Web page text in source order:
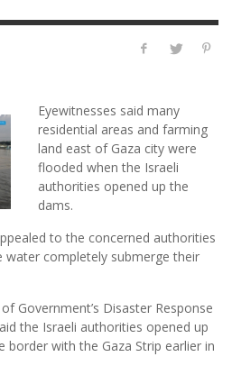
Eyewitnesses said many
residential areas and farming
land east of Gaza city were
flooded when the Israeli
authorities opened up the
dams.
to the concerned authorities
completely submerge their
Government’s Disaster Response
the Israeli authorities opened up
with the Gaza Strip earlier in